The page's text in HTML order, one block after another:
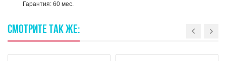
Гарантия: 60 мес.
СМОТРИТЕ ТАКЖЕ: